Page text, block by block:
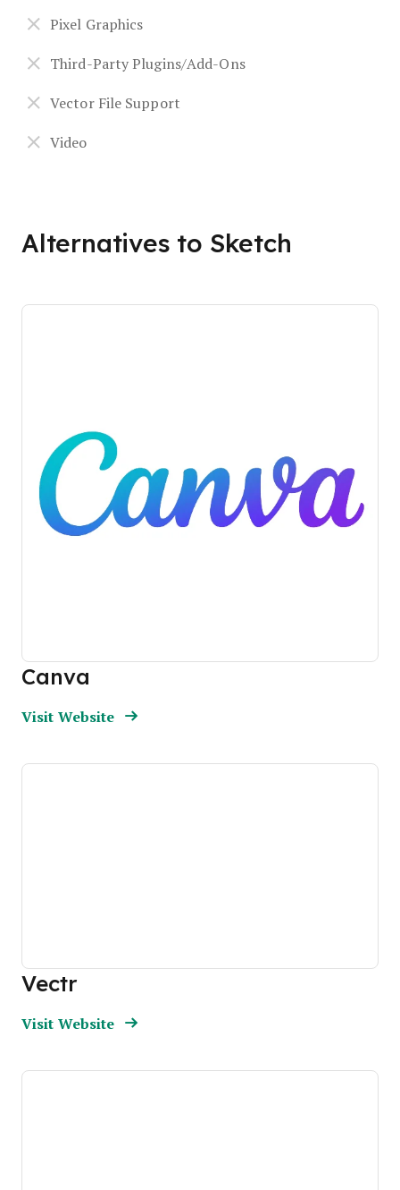
Pixel Graphics
Third-Party Plugins/Add-Ons
Vector File Support
Video
Alternatives to Sketch
Canva
Visit WebsiteOpens New Window
Vectr
Visit WebsiteOpens New Window